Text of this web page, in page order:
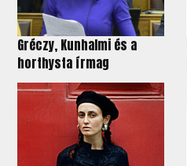
Gréczy, Kunhalmi és a
horthysta írmag